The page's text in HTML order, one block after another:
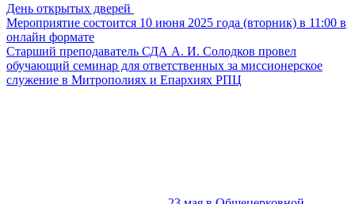
День открытых дверей
Мероприятие состоится 10 июня 2025 года (вторник) в 11:00 в
онлайн формате
Старший преподаватель СДА А. И. Солодков провел
обучающий семинар для ответственных за миссионерское
служение в Митрополиях и Епархиях РПЦ